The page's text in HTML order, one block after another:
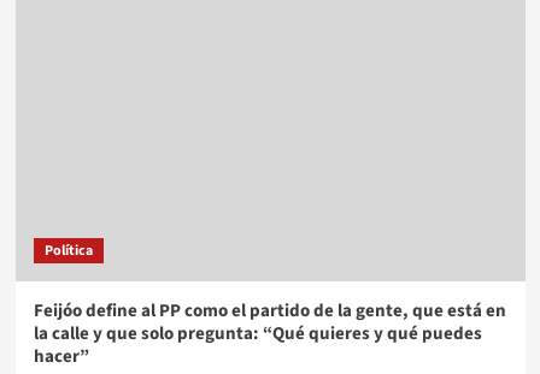
Política
Feijóo define al PP como el partido de la gente, que está en
la calle y que solo pregunta: “Qué quieres y qué puedes
hacer”